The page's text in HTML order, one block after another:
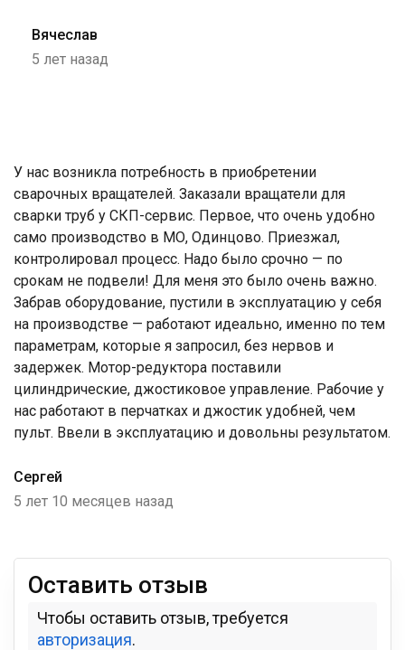
Вячеслав
5 лет назад
У нас возникла потребность в приобретении
сварочных вращателей. Заказали вращатели для
сварки труб у СКП-сервис. Первое, что очень удобно
само производство в МО, Одинцово. Приезжал,
контролировал процесс. Надо было срочно — по
срокам не подвели! Для меня это было очень важно.
Забрав оборудование, пустили в эксплуатацию у себя
на производстве — работают идеально, именно по тем
параметрам, которые я запросил, без нервов и
задержек. Мотор-редуктора поставили
цилиндрические, джостиковое управление. Рабочие у
нас работают в перчатках и джостик удобней, чем
пульт. Ввели в эксплуатацию и довольны результатом.
Сергей
5 лет 10 месяцев назад
Оставить отзыв
Чтобы оставить отзыв, требуется
авторизация.